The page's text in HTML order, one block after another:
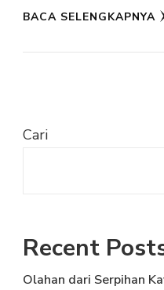
BACA SELENGKAPNYA
Cari
Recent
Olahan dari Serpihan